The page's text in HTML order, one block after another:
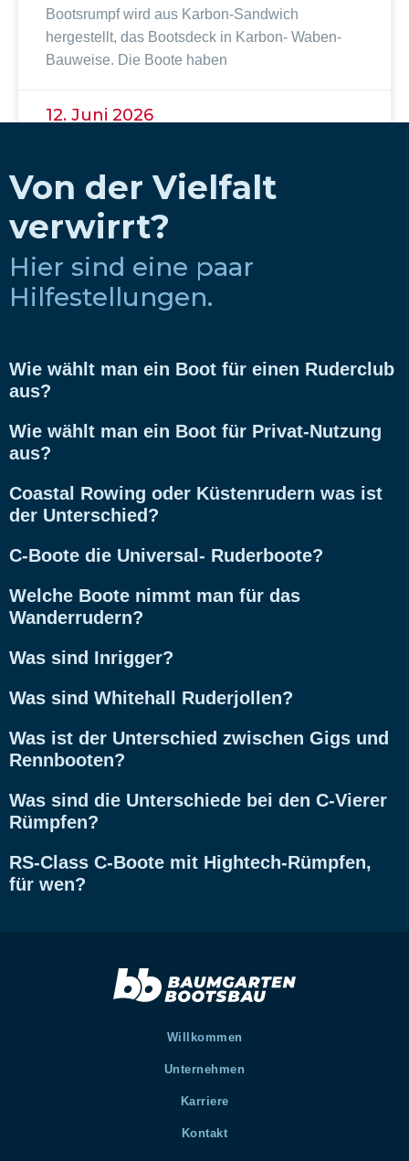
Bootsrumpf wird aus Karbon-Sandwich
hergestellt, das Bootsdeck in Karbon- Waben-
Bauweise. Die Boote haben
12. Juni 2026
Von der Vielfalt
verwirrt?
Hier sind eine paar
Hilfestellungen.
Wie wählt man ein Boot für einen Ruderclub
aus?
Wie wählt man ein Boot für Privat-Nutzung
aus?
Coastal Rowing oder Küstenrudern was ist
der Unterschied?
C-Boote die Universal- Ruderboote?
Welche Boote nimmt man für das
Wanderrudern?
Was sind Inrigger?
Was sind Whitehall Ruderjollen?
Was ist der Unterschied zwischen Gigs und
Rennbooten?
Was sind die Unterschiede bei den C-Vierer
Rümpfen?
RS-Class C-Boote mit Hightech-Rümpfen,
für wen?
Willkommen
Unternehmen
Karriere
Kontakt